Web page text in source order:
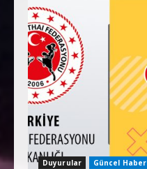
Duyurular Güncel Haber